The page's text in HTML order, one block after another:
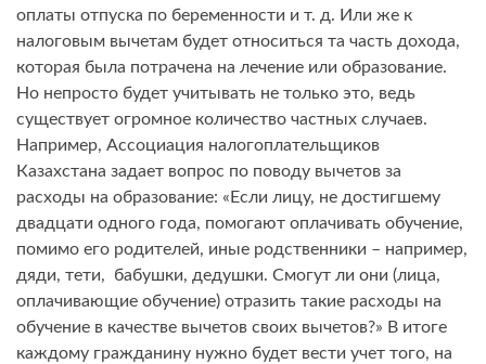
оплаты отпуска по беременности и т. д. Или же к
налоговым вычетам будет относиться та часть дохода,
которая была потрачена на лечение или образование.
Но непросто будет учитывать не только это, ведь
существует огромное количество частных случаев.
Например, Ассоциация налогоплательщиков
Казахстана задает вопрос по поводу вычетов за
расходы на образование: «Если лицу, не достигшему
двадцати одного года, помогают оплачивать обучение,
помимо его родителей, иные родственники – например,
дяди, тети, бабушки, дедушки. Смогут ли они (лица,
оплачивающие обучение) отразить такие расходы на
обучение в качестве вычетов своих вычетов?» В итоге
каждому гражданину нужно будет вести учет того, на